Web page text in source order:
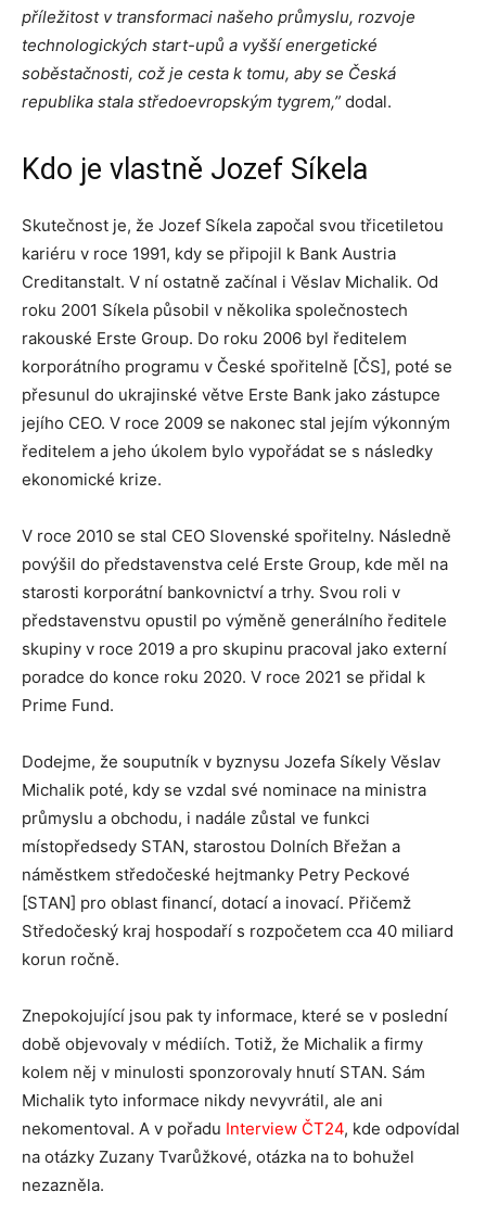
příležitost v transformaci našeho průmyslu, rozvoje
technologických start-upů a vyšší energetické
soběstačnosti, což je cesta k tomu, aby se Česká
republika stala středoevropským tygrem,” dodal.
Kdo je vlastně Jozef Síkela
Skutečnost je, že Jozef Síkela započal svou třicetiletou
kariéru v roce 1991, kdy se připojil k Bank Austria
Creditanstalt. V ní ostatně začínal i Věslav Michalik. Od
roku 2001 Síkela působil v několika společnostech
rakouské Erste Group. Do roku 2006 byl ředitelem
korporátního programu v České spořitelně [ČS], poté se
přesunul do ukrajinské větve Erste Bank jako zástupce
jejího CEO. V roce 2009 se nakonec stal jejím výkonným
ředitelem a jeho úkolem bylo vypořádat se s následky
ekonomické krize.
V roce 2010 se stal CEO Slovenské spořitelny. Následně
povýšil do představenstva celé Erste Group, kde měl na
starosti korporátní bankovnictví a trhy. Svou roli v
představenstvu opustil po výměně generálního ředitele
skupiny v roce 2019 a pro skupinu pracoval jako externí
poradce do konce roku 2020. V roce 2021 se přidal k
Prime Fund.
Dodejme, že souputník v byznysu Jozefa Síkely Věslav
Michalik poté, kdy se vzdal své nominace na ministra
průmyslu a obchodu, i nadále zůstal ve funkci
místopředsedy STAN, starostou Dolních Břežan a
náměstkem středočeské hejtmanky Petry Peckové
[STAN] pro oblast financí, dotací a inovací. Přičemž
Středočeský kraj hospodaří s rozpočetem cca 40 miliard
korun ročně.
Znepokojující jsou pak ty informace, které se v poslední
době objevovaly v médiích. Totiž, že Michalik a firmy
kolem něj v minulosti sponzorovaly hnutí STAN. Sám
Michalik tyto informace nikdy nevyvrátil, ale ani
nekomentoval. A v pořadu Interview ČT24, kde odpovídal
na otázky Zuzany Tvarůžkové, otázka na to bohužel
nezazněla.